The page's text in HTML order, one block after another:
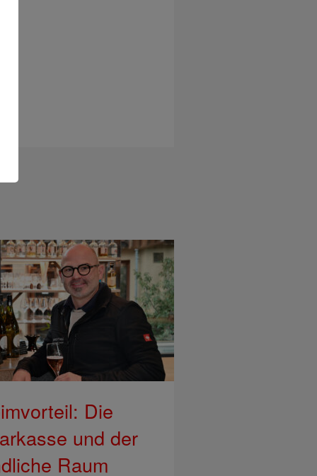
Die
und der
Raum